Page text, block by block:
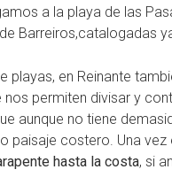
a la playa de las
Barreiros,catalogadas
playas, en Reinante
nos permiten divisar y
aunque no tiene
paisaje costero. Una
hasta la costa, si